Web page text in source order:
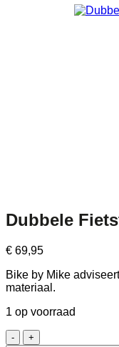
Dubbele
€ 69,95
Bike by Mike
materiaal.
1 op voorraad
Dubbele